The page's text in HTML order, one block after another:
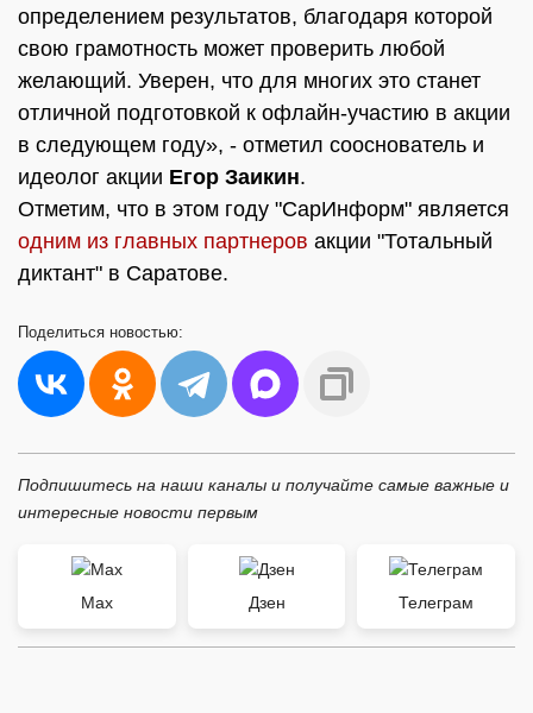
определением результатов, благодаря которой
свою грамотность может проверить любой
желающий. Уверен, что для многих это станет
отличной подготовкой к офлайн-участию в акции
в следующем году», - отметил сооснователь и
идеолог акции Егор Заикин.
Отметим, что в этом году "СарИнформ" является
одним из главных партнеров акции "Тотальный
диктант" в Саратове.
Поделиться новостью:
Подпишитесь на наши каналы и получайте самые важные и
интересные новости первым
Max Дзен Телеграм